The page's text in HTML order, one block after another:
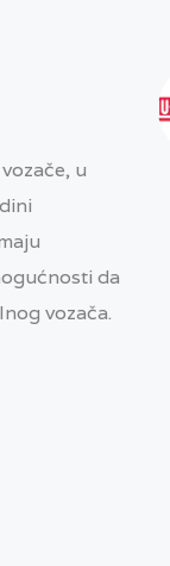
u
da
vozača.